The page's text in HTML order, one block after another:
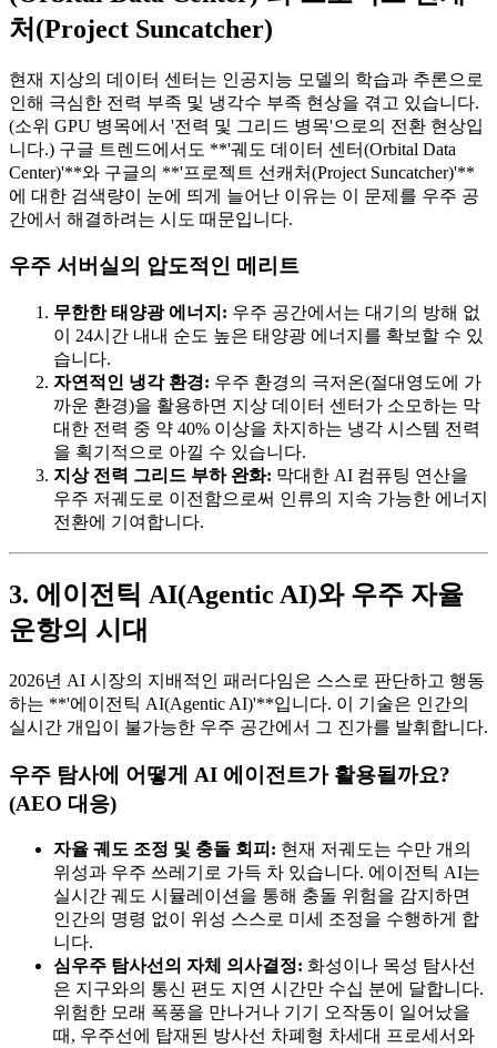
처(Project Suncatcher)
현재 지상의 데이터 센터는 인공지능 모델의 학습과 추론으로
인해 극심한 전력 부족 및 냉각수 부족 현상을 겪고 있습니다.
(소위 GPU 병목에서 '전력 및 그리드 병목'으로의 전환 현상입
니다.) 구글 트렌드에서도 **'궤도 데이터 센터(Orbital Data
Center)'**와 구글의 **'프로젝트 선캐처(Project Suncatcher)'**
에 대한 검색량이 눈에 띄게 늘어난 이유는 이 문제를 우주 공
간에서 해결하려는 시도 때문입니다.
우주 서버실의 압도적인 메리트
무한한 태양광 에너지: 우주 공간에서는 대기의 방해 없
이 24시간 내내 순도 높은 태양광 에너지를 확보할 수 있
습니다.
자연적인 냉각 환경: 우주 환경의 극저온(절대영도에 가
까운 환경)을 활용하면 지상 데이터 센터가 소모하는 막
대한 전력 중 약 40% 이상을 차지하는 냉각 시스템 전력
을 획기적으로 아낄 수 있습니다.
지상 전력 그리드 부하 완화: 막대한 AI 컴퓨팅 연산을
우주 저궤도로 이전함으로써 인류의 지속 가능한 에너지
전환에 기여합니다.
3. 에이전틱 AI(Agentic AI)와 우주 자율
운항의 시대
2026년 AI 시장의 지배적인 패러다임은 스스로 판단하고 행동
하는 **'에이전틱 AI(Agentic AI)'**입니다. 이 기술은 인간의
실시간 개입이 불가능한 우주 공간에서 그 진가를 발휘합니다.
우주 탐사에 어떻게 AI 에이전트가 활용될까요?
(AEO 대응)
자율 궤도 조정 및 충돌 회피: 현재 저궤도는 수만 개의
위성과 우주 쓰레기로 가득 차 있습니다. 에이전틱 AI는
실시간 궤도 시뮬레이션을 통해 충돌 위험을 감지하면
인간의 명령 없이 위성 스스로 미세 조정을 수행하게 합
니다.
심우주 탐사선의 자체 의사결정: 화성이나 목성 탐사선
은 지구와의 통신 편도 지연 시간만 수십 분에 달합니다.
위험한 모래 폭풍을 만나거나 기기 오작동이 일어났을
때, 우주선에 탑재된 방사선 차폐형 차세대 프로세서와